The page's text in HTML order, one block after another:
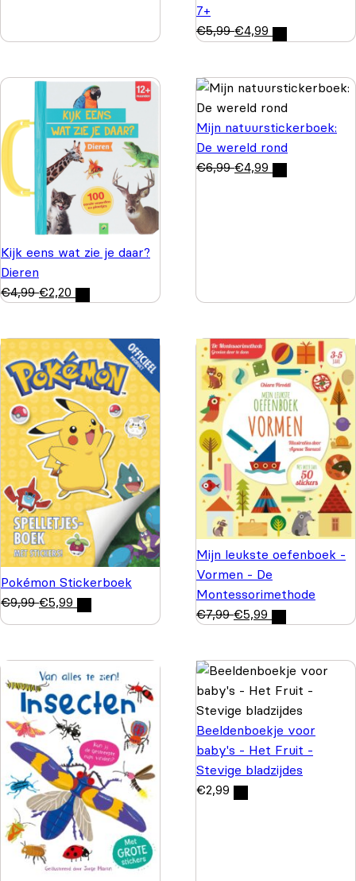
7+
€5,99 €4,99
Kijk eens wat zie je daar?
Dieren
€4,99 €2,20
Mijn natuurstickerboek:
De wereld rond
€6,99 €4,99
Pokémon Stickerboek
€9,99 €5,99
Mijn leukste oefenboek -
Vormen - De
Montessorimethode
€7,99 €5,99
Beeldenboekje voor
baby's - Het Fruit -
Stevige bladzijdes
€2,99